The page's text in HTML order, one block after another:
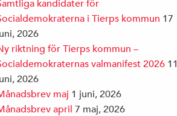
kandidater för
i Tierps kommun 17
2026
riktning för Tierps kommun –
valmanifest 2026 11
2026
maj 1 juni, 2026
april 7 maj, 2026